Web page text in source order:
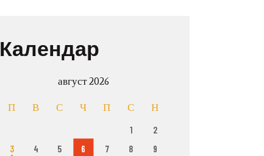
Календар
август 2026
П В С Ч П С Н
1
2
3
4 5 6 7 8
9